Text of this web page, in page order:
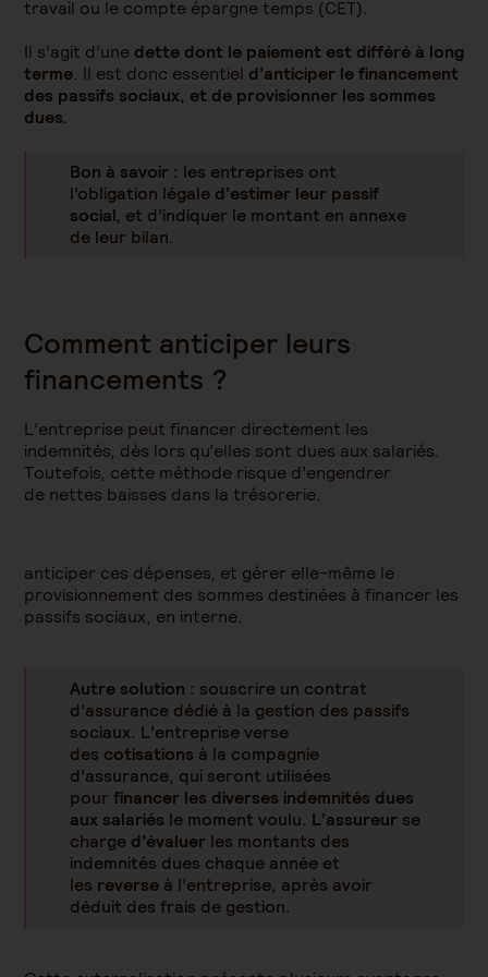
travail ou le compte épargne temps (CET).
Il s’agit d’une dette dont le paiement est différé à long
terme. Il est donc essentiel d’anticiper le financement
des passifs sociaux, et de provisionner les sommes
dues.
Bon à savoir : les entreprises ont
l’obligation légale d’estimer leur passif
social, et d’indiquer le montant en annexe
de leur bilan.
Comment anticiper leurs
financements ?
L’entreprise peut financer directement les
indemnités, dès lors qu’elles sont dues aux salariés.
Toutefois, cette méthode risque d’engendrer
de nettes baisses dans la trésorerie.
anticiper ces dépenses, et gérer elle-même le
provisionnement des sommes destinées à financer les
passifs sociaux, en interne.
Autre solution : souscrire un contrat
d’assurance dédié à la gestion des passifs
sociaux. L’entreprise verse
des cotisations à la compagnie
d’assurance, qui seront utilisées
pour financer les diverses indemnités dues
aux salariés le moment voulu. L’assureur se
charge d’évaluer les montants des
indemnités dues chaque année et
les reverse à l’entreprise, après avoir
déduit des frais de gestion.